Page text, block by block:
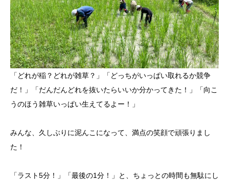
「どれが稲？どれが雑草？」「どっちがいっぱい取れるか競争
だ！」「だんだんどれを抜いたらいいか分かってきた！」「向こ
うのほう雑草いっぱい生えてるよー！」
みんな、久しぶりに泥んこになって、満点の笑顔で頑張りまし
た！
「ラスト5分！」「最後の1分！」と、ちょっとの時間も無駄にし